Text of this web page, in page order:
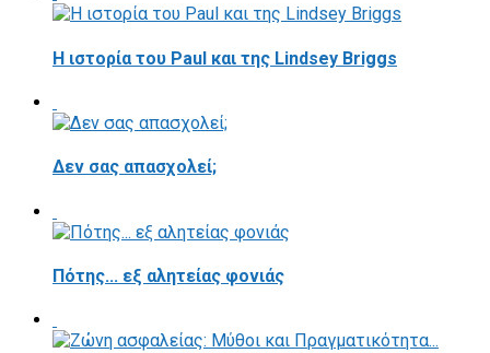
Η ιστορία του Paul και της Lindsey Briggs
Δεν σας απασχολεί;
Πότης... εξ αλητείας φονιάς